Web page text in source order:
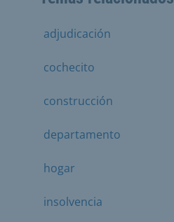
adjudicación
cochecito
construcción
departamento
hogar
insolvencia